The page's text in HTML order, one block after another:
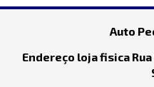
Auto
Endereço loja fisica